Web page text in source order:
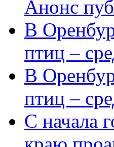
Анонс
В
птиц –
В
птиц –
С начала